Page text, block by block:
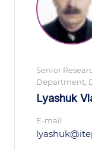
Senior
Department,
Lyashuk
E-mail